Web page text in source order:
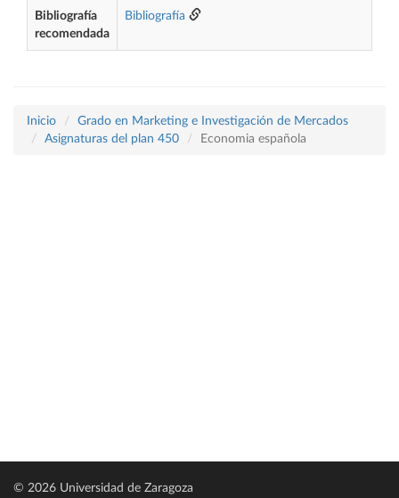
Bibliografía
recomendada
Bibliografía
Inicio
Grado en Marketing e Investigación de Mercados
Asignaturas del plan 450
Economia española
© 2026 Universidad de Zaragoza